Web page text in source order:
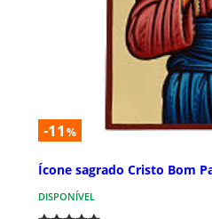
-11 %
Ícone sagrado Cristo Bom
DISPONÍVEL